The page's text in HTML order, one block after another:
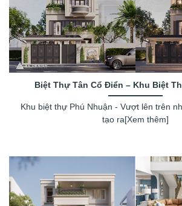
Biệt Thự Tân Cổ Điển – Khu Biệt
Khu biệt thự Phú Nhuận - Vượt lên trên
tạo ra[Xem thêm]